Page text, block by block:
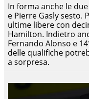
In forma anche le
e Pierre Gasly sesto.
ultime libere con
Hamilton. Indietro
Fernando Alonso e
delle qualifiche
a sorpresa.